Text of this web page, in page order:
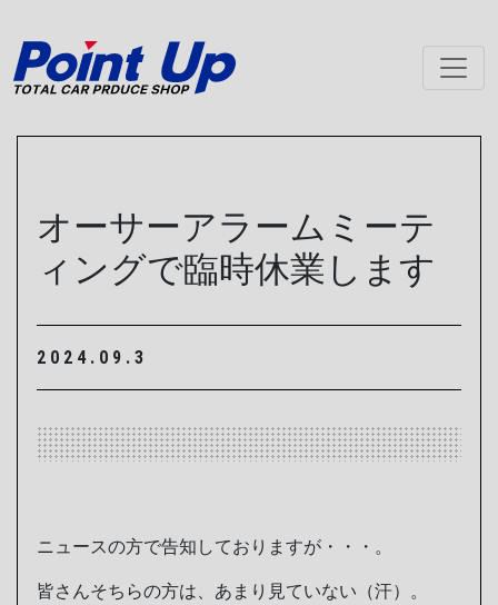
メインナビゲーション
オーサーアラームミーテ
ィングで臨時休業します
2024.09.3
ニュースの方で告知しておりますが・・・。
皆さんそちらの方は、あまり見ていない（汗）。